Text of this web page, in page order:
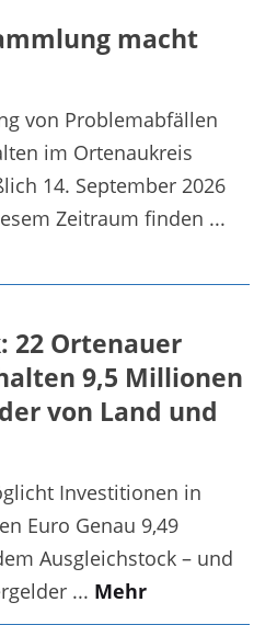
macht
von Problemabfällen
im Ortenaukreis
14. September 2026
Zeitraum finden ...
22 Ortenauer
9,5 Millionen
von Land und
Investitionen in
Euro Genau 9,49
Ausgleichstock – und
... Mehr